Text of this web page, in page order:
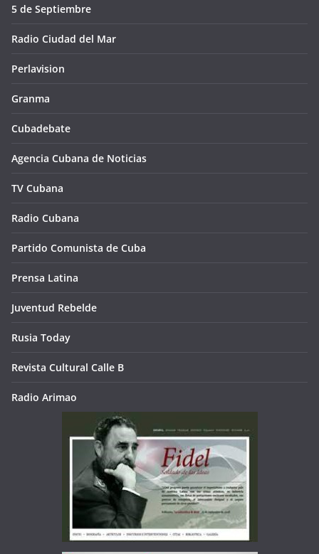
5 de Septiembre
Radio Ciudad del Mar
Perlavision
Granma
Cubadebate
Agencia Cubana de Noticias
TV Cubana
Radio Cubana
Partido Comunista de Cuba
Prensa Latina
Juventud Rebelde
Rusia Today
Revista Cultural Calle B
Radio Arimao